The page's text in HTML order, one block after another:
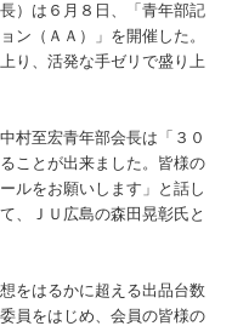
）は６月８日、「青年部記
ン（ＡＡ）」を開催した。
り、活発な手ゼリで盛り上
村至宏青年部会長は「３０
ことが出来ました。皆様の
ルをお願いします」と話し
、ＪＵ広島の森田晃彰氏と
をはるかに超える出品台数
員をはじめ、会員の皆様の